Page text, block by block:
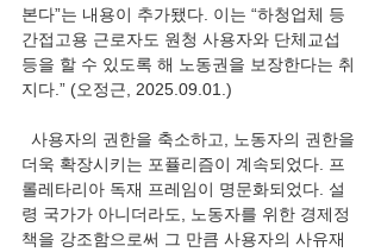
본다”는 내용이 추가됐다. 이는 “하청업체 등
간접고용 근로자도 원청 사용자와 단체교섭
등을 할 수 있도록 해 노동권을 보장한다는 취
지다.” (오정근, 2025.09.01.)
사용자의 권한을 축소하고, 노동자의 권한을
더욱 확장시키는 포퓰리즘이 계속되었다. 프
롤레타리아 독재 프레임이 명문화되었다. 설
령 국가가 아니더라도, 노동자를 위한 경제정
책을 강조함으로써 그 만큼 사용자의 사유재